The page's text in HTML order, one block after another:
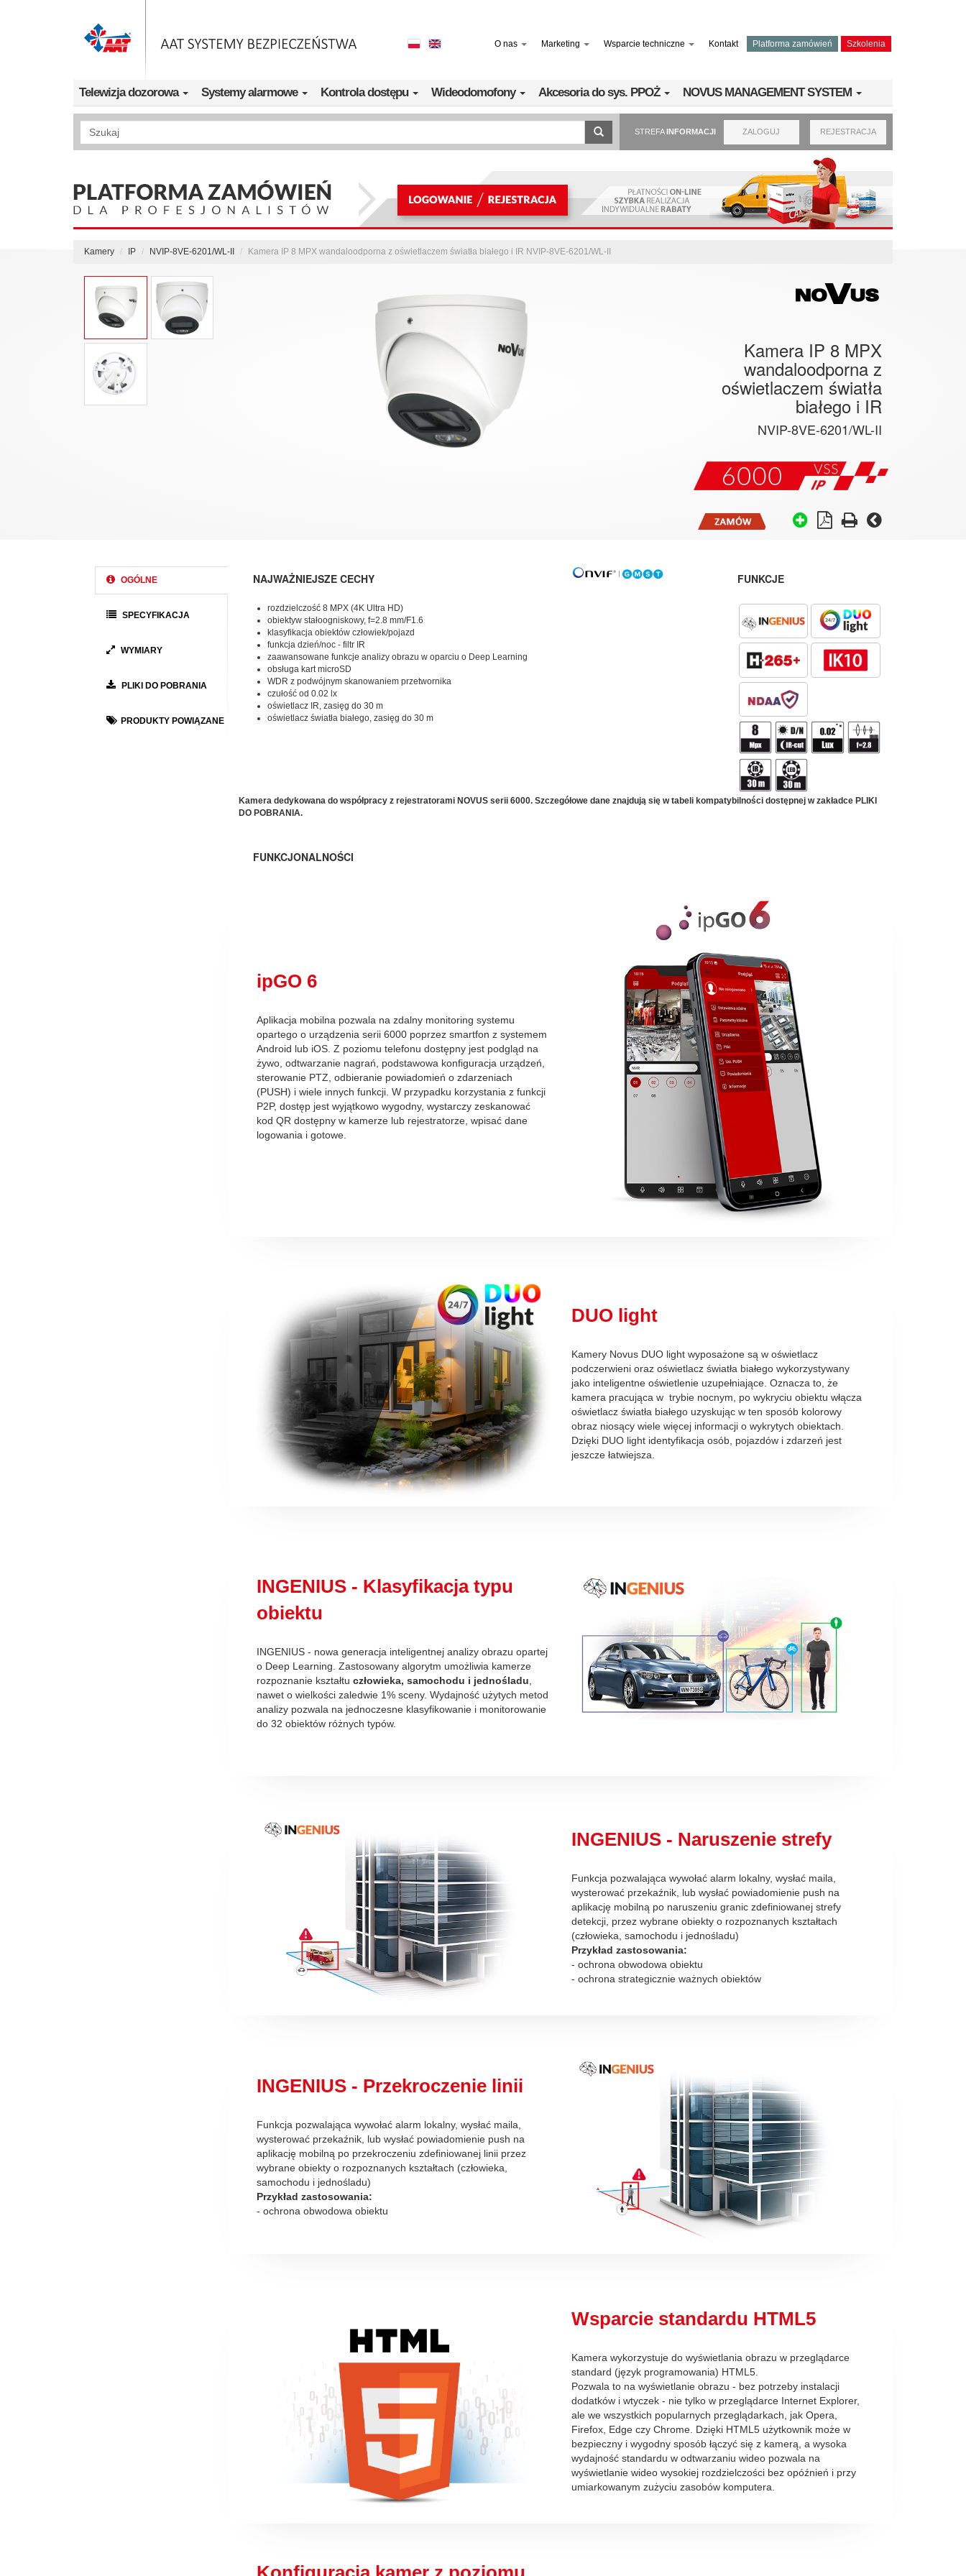
O nas Marketing Wsparcie techniczne Kontakt Platforma zamówień Szkolenia
Telewizja dozorowa Systemy alarmowe Kontrola dostępu Wideodomofony Akcesoria do sys. PPOŻ NOVUS MANAGEMENT SYSTEM
Wyszukiwanie pełnotekstowe STREFAINFORMACJI ZALOGUJ REJESTRACJA
Kamery IP NVIP-8VE-6201/WL-II Kamera IP 8 MPX wandaloodporna z oświetlaczem światła białego i IR NVIP-8VE-6201/WL-II
Kamera IP 8 MPX
wandaloodporna z
oświetlaczem światła
białego i IR
NVIP-8VE-6201/WL-II
OGÓLNE
SPECYFIKACJA
WYMIARY
PLIKI DO POBRANIA
PRODUKTY POWIĄZANE
NAJWAŻNIEJSZE CECHY
rozdzielczość 8 MPX (4K Ultra HD)
obiektyw stałoogniskowy, f=2.8 mm/F1.6
klasyfikacja obiektów człowiek/pojazd
funkcja dzień/noc - filtr IR
zaawansowane funkcje analizy obrazu w oparciu o Deep Learning
obsługa kart microSD
WDR z podwójnym skanowaniem przetwornika
czułość od 0.02 lx
oświetlacz IR, zasięg do 30 m
oświetlacz światła białego, zasięg do 30 m
FUNKCJE
Kamera dedykowana do współpracy z rejestratorami NOVUS serii 6000. Szczegółowe dane znajdują się w tabeli kompatybilności dostępnej w zakładce PLIKI
DO POBRANIA.
FUNKCJONALNOŚCI
ipGO 6
Aplikacja mobilna pozwala na zdalny monitoring systemu
opartego o urządzenia serii 6000 poprzez smartfon z systemem
Android lub iOS. Z poziomu telefonu dostępny jest podgląd na
żywo, odtwarzanie nagrań, podstawowa konfiguracja urządzeń,
sterowanie PTZ, odbieranie powiadomień o zdarzeniach
(PUSH) i wiele innych funkcji. W przypadku korzystania z funkcji
P2P, dostęp jest wyjątkowo wygodny, wystarczy zeskanować
kod QR dostępny w kamerze lub rejestratorze, wpisać dane
logowania i gotowe.
DUO light
Kamery Novus DUO light wyposażone są w oświetlacz
podczerwieni oraz oświetlacz światła białego wykorzystywany
jako inteligentne oświetlenie uzupełniające. Oznacza to, że
kamera pracująca w trybie nocnym, po wykryciu obiektu włącza
oświetlacz światła białego uzyskując w ten sposób kolorowy
obraz niosący wiele więcej informacji o wykrytych obiektach.
Dzięki DUO light identyfikacja osób, pojazdów i zdarzeń jest
jeszcze łatwiejsza.
INGENIUS - Klasyfikacja typu
obiektu
INGENIUS - nowa generacja inteligentnej analizy obrazu opartej
o Deep Learning. Zastosowany algorytm umożliwia kamerze
rozpoznanie kształtu człowieka, samochodu i jednośladu
nawet o wielkości zaledwie 1% sceny. Wydajność użytych metod
analizy pozwala na jednoczesne klasyfikowanie i monitorowanie
do 32 obiektów różnych typów.
INGENIUS - Naruszenie strefy
Funkcja pozwalająca wywołać alarm lokalny, wysłać maila,
wysterować przekaźnik, lub wysłać powiadomienie push na
aplikację mobilną po naruszeniu granic zdefiniowanej strefy
detekcji, przez wybrane obiekty o rozpoznanych kształtach
(człowieka, samochodu i jednośladu)
Przykład zastosowania:
- ochrona obwodowa obiektu
- ochrona strategicznie ważnych obiektów
INGENIUS - Przekroczenie linii
Funkcja pozwalająca wywołać alarm lokalny, wysłać maila,
wysterować przekaźnik, lub wysłać powiadomienie push na
aplikację mobilną po przekroczeniu zdefiniowanej linii przez
wybrane obiekty o rozpoznanych kształtach (człowieka,
samochodu i jednośladu)
Przykład zastosowania:
- ochrona obwodowa obiektu
Wsparcie standardu HTML5
Kamera wykorzystuje do wyświetlania obrazu w przeglądarce
standard (język programowania) HTML5.
Pozwala to na wyświetlanie obrazu - bez potrzeby instalacji
dodatków i wtyczek - nie tylko w przeglądarce Internet Explorer,
ale we wszystkich popularnych przeglądarkach, jak Opera,
Firefox, Edge czy Chrome. Dzięki HTML5 użytkownik może w
bezpieczny i wygodny sposób łączyć się z kamerą, a wysoka
wydajność standardu w odtwarzaniu wideo pozwala na
wyświetlanie wideo wysokiej rozdzielczości bez opóźnień i przy
umiarkowanym zużyciu zasobów komputera.